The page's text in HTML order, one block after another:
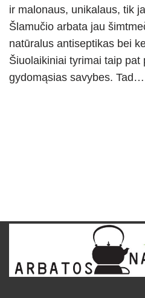
ir malonaus, unikalaus, tik
Šlamučio arbata jau
natūralus antiseptikas bei
Šiuolaikiniai tyrimai taip pat
gydomąsias savybes. Tad…